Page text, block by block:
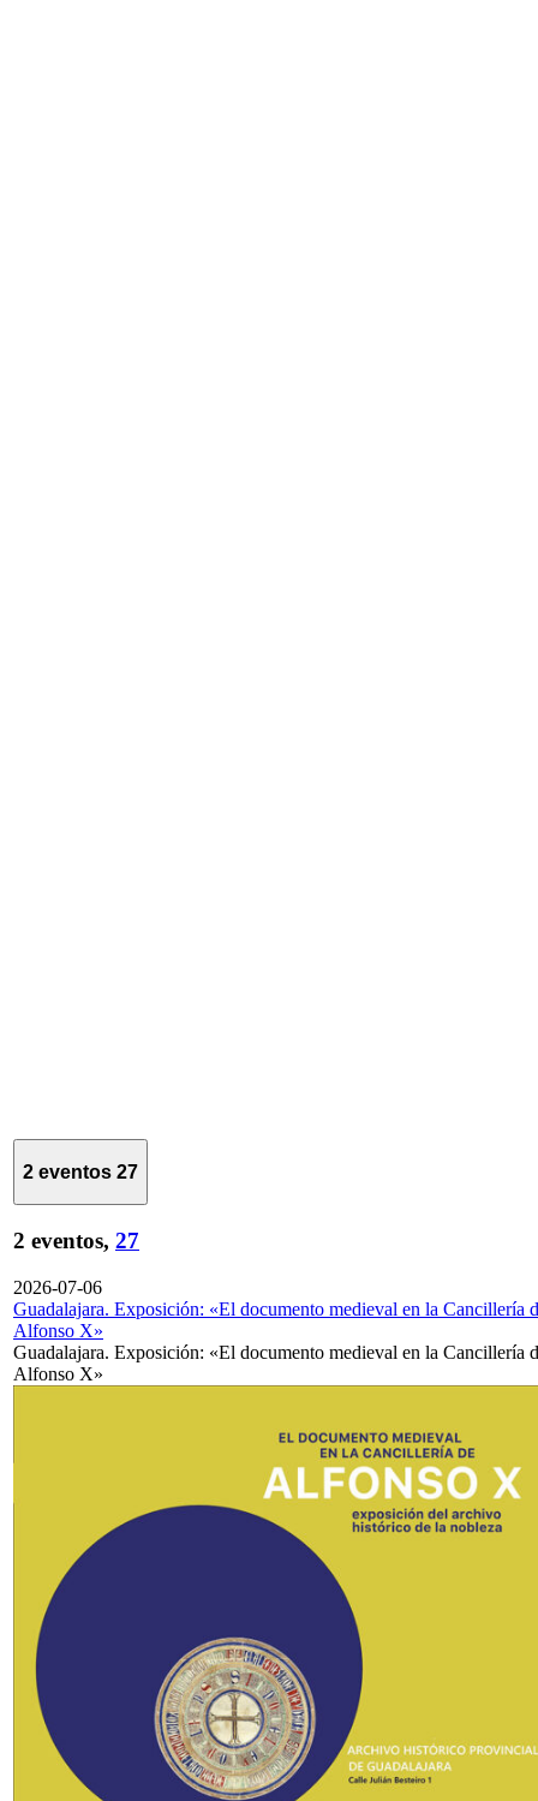
2 eventos 27
2 eventos, 27
2026-07-06
Guadalajara. Exposición: «El documento medieval en la Cancillería
Alfonso X»
Guadalajara. Exposición: «El documento medieval en la Cancillería
Alfonso X»